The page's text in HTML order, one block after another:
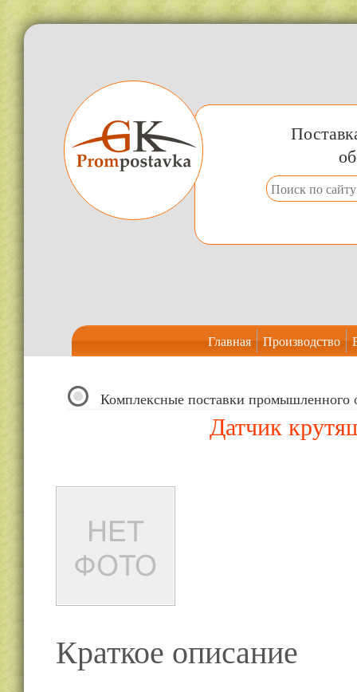
Главная Производство
Комплексные поставки промышленного
Датчик
Краткое описание